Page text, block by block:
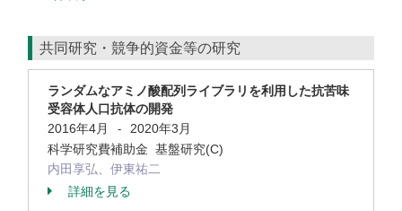
共同研究・競争的資金等の研究
ランダムなアミノ酸配列ライブラリを利用した抗苦味
受容体人口抗体の開発
2016年4月
-
2020年3月
科学研究費補助金 基盤研究(C)
内田享弘、伊東祐二
詳細を見る